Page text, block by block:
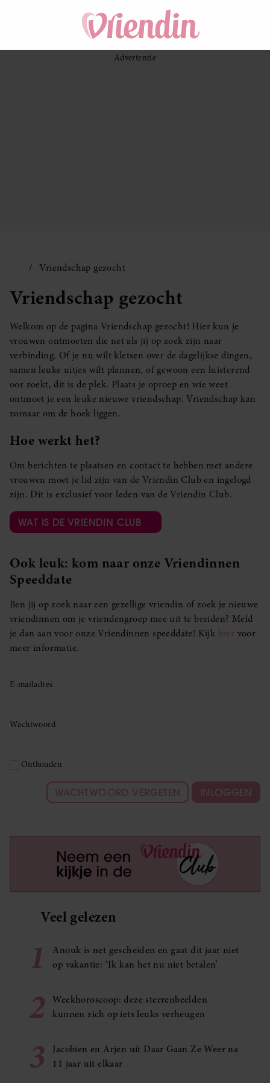
Vriendschap gezocht
Vriendschap gezocht
Welkom op de pagina Vriendschap gezocht! Hier kun je
vrouwen ontmoeten die net als jij op zoek zijn naar
verbinding. Of je nu wilt kletsen over de dagelijkse dingen,
samen leuke uitjes wilt plannen, of gewoon een luisterend
oor zoekt, dit is de plek. Plaats je oproep en wie weet
ontmoet je een leuke nieuwe vriendschap. Vriendschap kan
zomaar om de hoek liggen.
Hoe werkt het?
Om berichten te plaatsen en contact te hebben met andere
vrouwen moet je lid zijn van de Vriendin Club en ingelogd
zijn. Dit is exclusief voor leden van de Vriendin Club.
WAT IS DE VRIENDIN CLUB
Ook leuk: kom naar onze Vriendinnen
Speeddate
Ben jij op zoek naar een gezellige vriendin of zoek je nieuwe
vriendinnen om je vriendengroep mee uit te breiden? Meld
je dan aan voor onze Vriendinnen speeddate! Kijk hier voor
meer informatie.
E-mailadres
Wachtwoord
Onthouden
WACHTWOORD VERGETEN INLOGGEN
Veel gelezen
1
Anouk is net gescheiden en gaat dit jaar niet
op vakantie: ‘Ik kan het nu niet betalen’
2
Weekhoroscoop: deze sterrenbeelden
kunnen zich op iets leuks verheugen
3
Jacobien en Arjen uit Daar Gaan Ze Weer na
11 jaar uit elkaar